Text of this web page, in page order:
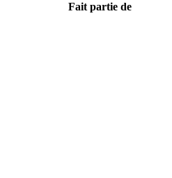
Fait partie de